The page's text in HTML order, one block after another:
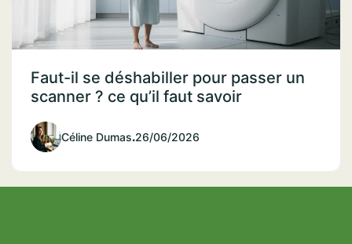
Faut-il se déshabiller pour passer un
scanner ? ce qu’il faut savoir
Céline Dumas.26/06/2026